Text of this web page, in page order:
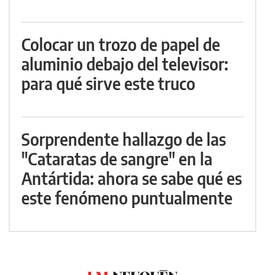
Colocar un trozo de papel de
aluminio debajo del televisor:
para qué sirve este truco
Sorprendente hallazgo de las
"Cataratas de sangre" en la
Antártida: ahora se sabe qué es
este fenómeno puntualmente